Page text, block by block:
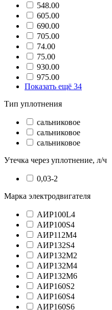
548.00
605.00
690.00
705.00
74.00
75.00
930.00
975.00
Показать ещё 34
Тип уплотнения
сальниковое
сальниковое
сальниковое
Утечка через уплотнение, л/ч
0,03-2
Марка электродвигателя
АИР100L4
АИР100S4
АИР112М4
АИР132S4
АИР132М2
АИР132М4
АИР132М6
АИР160S2
АИР160S4
АИР160S6